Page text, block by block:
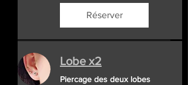
Réserver
Lobe x2
Piercage des deux lobes